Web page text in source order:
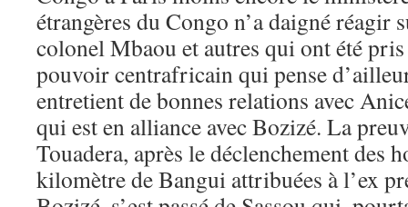
étrangères du Congo n’a daigné réagir
colonel Mbaou et autres qui ont été
pouvoir centrafricain qui pense
entretient de bonnes relations avec
qui est en alliance avec Bozizé. La
Touadera, après le déclenchement des
kilomètre de Bangui attribuées à l’ex